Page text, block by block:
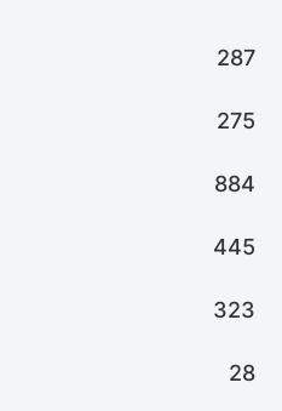
287
275
884
445
323
28